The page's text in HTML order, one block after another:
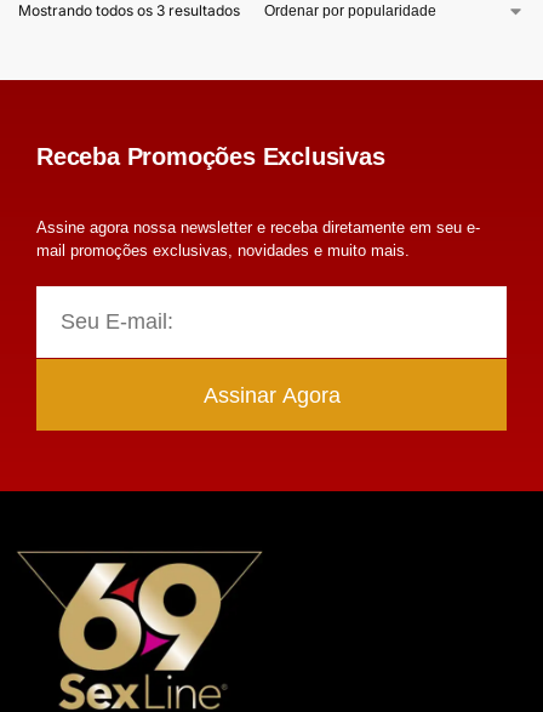
Mostrando todos os 3 resultados
Receba Promoções Exclusivas
Assine agora nossa newsletter e receba diretamente em seu e-
mail promoções exclusivas, novidades e muito mais.
Assinar Agora